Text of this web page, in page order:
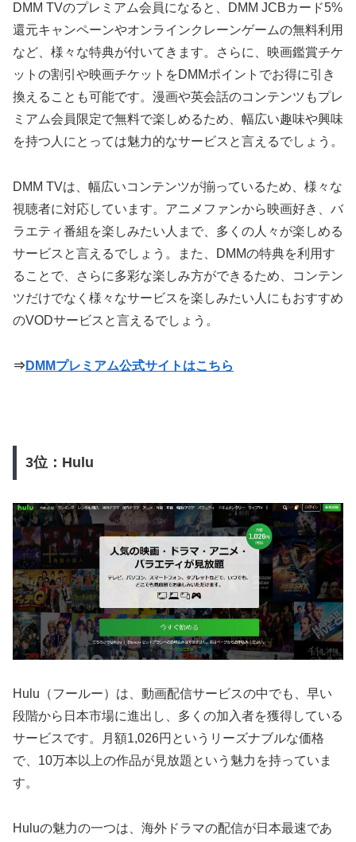
DMM TVのプレミアム会員になると、DMM JCBカード5%
還元キャンペーンやオンラインクレーンゲームの無料利用
など、様々な特典が付いてきます。さらに、映画鑑賞チケ
ットの割引や映画チケットをDMMポイントでお得に引き
換えることも可能です。漫画や英会話のコンテンツもプレ
ミアム会員限定で無料で楽しめるため、幅広い趣味や興味
を持つ人にとっては魅力的なサービスと言えるでしょう。
DMM TVは、幅広いコンテンツが揃っているため、様々な
視聴者に対応しています。アニメファンから映画好き、バ
ラエティ番組を楽しみたい人まで、多くの人々が楽しめる
サービスと言えるでしょう。また、DMMの特典を利用す
ることで、さらに多彩な楽しみ方ができるため、コンテン
ツだけでなく様々なサービスを楽しみたい人にもおすすめ
のVODサービスと言えるでしょう。
⇒ DMMプレミアム公式サイトはこちら
3位：Hulu
Hulu（フールー）は、動画配信サービスの中でも、早い
段階から日本市場に進出し、多くの加入者を獲得している
サービスです。月額1,026円というリーズナブルな価格
で、10万本以上の作品が見放題という魅力を持っていま
す。
Huluの魅力の一つは、海外ドラマの配信が日本最速であ